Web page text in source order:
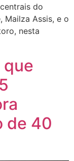
do
Mailza Assis, e o
nesta
de 40